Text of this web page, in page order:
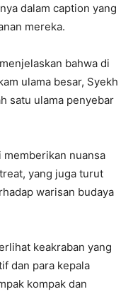
dalam caption yang
mereka.
bahwa di
ulama besar, Syekh
satu ulama penyebar
nuansa
yang juga turut
warisan budaya
keakraban yang
dan para kepala
kompak dan